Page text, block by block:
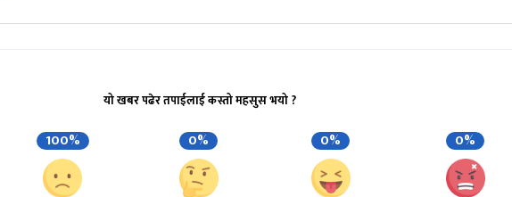
यो खबर पढेर तपाईलाई कस्तो महसुस भयो ?
100% 0% 0% 0%